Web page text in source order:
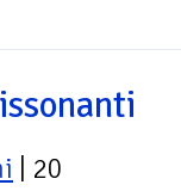
| 20